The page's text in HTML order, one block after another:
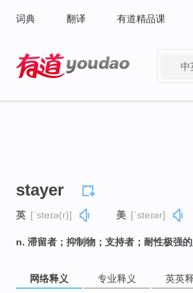
词典 翻译 有道精品课
中
stayer
英 [ˈsteɪə(r)] 美 [ˈsteɪər]
n. 滞留者；抑制物；支持者；耐性极强的
网络释义 专业释义 英英